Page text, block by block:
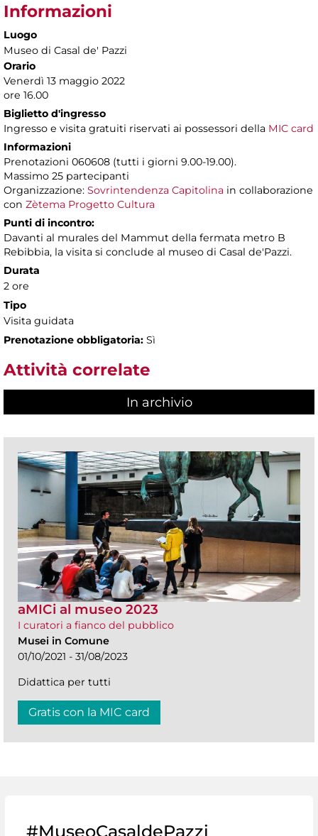
Informazioni
Luogo
Museo di Casal de' Pazzi
Orario
Venerdì 13 maggio 2022
ore 16.00
Biglietto d'ingresso
Ingresso e visita gratuiti riservati ai possessori della MIC card
Informazioni
Prenotazioni 060608 (tutti i giorni 9.00-19.00).
Massimo 25 partecipanti
Organizzazione: Sovrintendenza Capitolina in collaborazione
con Zètema Progetto Cultura
Punti di incontro:
Davanti al murales del Mammut della fermata metro B
Rebibbia, la visita si conclude al museo di Casal de'Pazzi.
Durata
2 ore
Tipo
Visita guidata
Prenotazione obbligatoria: Sì
Attività correlate
In archivio
aMICi al museo 2023
I curatori a fianco del pubblico
Musei in Comune
01/10/2021 - 31/08/2023
Didattica per tutti
Gratis con la MIC card
#MuseoCasaldePazzi